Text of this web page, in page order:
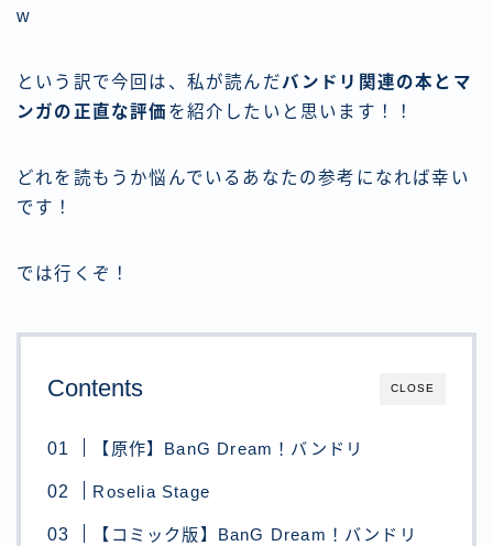
w
という訳で今回は、私が読んだバンドリ関連の本とマ
ンガの正直な評価 を紹介したいと思います！！
どれを読もうか悩んでいるあなたの参考になれば幸い
です！
では行くぞ！
CLOSE
Contents
【原作】BanG Dream！バンドリ
Roselia Stage
【コミック版】BanG Dream！バンドリ